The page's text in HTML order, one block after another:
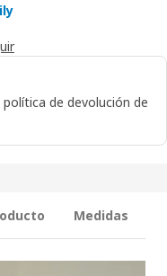
de devolución de
Medidas